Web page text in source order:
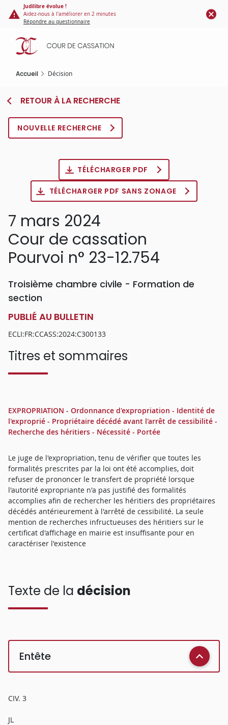
Panneau de gestion des cookies
contenu
principal
Judilibre évolue !
Aidez-nous à l'améliorer en 2 minutes
Répondre au questionnaire
Accueil Décision
RETOUR À LA RECHERCHE
NOUVELLE RECHERCHE
TÉLÉCHARGER PDF
TÉLÉCHARGER PDF SANS ZONAGE
7 mars 2024
Cour de cassation
Pourvoi n° 23-12.754
Troisième chambre civile - Formation de
section
PUBLIÉ AU BULLETIN
ECLI:FR:CCASS:2024:C300133
Titres et sommaires
EXPROPRIATION - Ordonnance d'expropriation - Identité de
l'exproprié - Propriétaire décédé avant l'arrêt de cessibilité -
Recherche des héritiers - Nécessité - Portée
Le juge de l'expropriation, tenu de vérifier que toutes les
formalités prescrites par la loi ont été accomplies, doit
refuser de prononcer le transfert de propriété lorsque
l'autorité expropriante n'a pas justifié des formalités
accomplies afin de rechercher les héritiers des propriétaires
décédés antérieurement à l'arrêté de cessibilité. La seule
mention de recherches infructueuses des héritiers sur le
certificat d'affichage en mairie est insuffisante pour en
caractériser l'existence
Texte de la décision
Entête
CIV. 3
JL